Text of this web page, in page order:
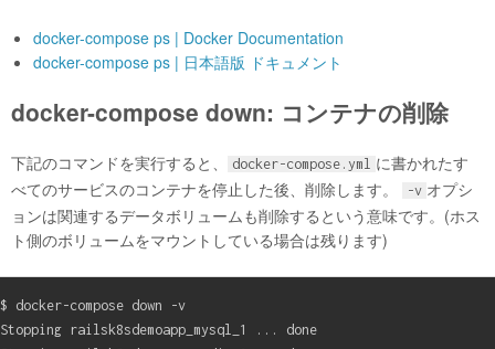
docker-compose ps | Docker Documentation
docker-compose ps | 日本語版 ドキュメント
docker-compose down: コンテナの削除
下記のコマンドを実行すると、 docker-compose.yml に書かれたす
べてのサービスのコンテナを停止した後、削除します。
-v オプシ
ョンは関連するデータボリュームも削除するという意味です。(ホス
ト側のボリュームをマウントしている場合は残ります)
$ docker-compose down -v
Stopping railsk8sdemoapp_mysql_1 ... done